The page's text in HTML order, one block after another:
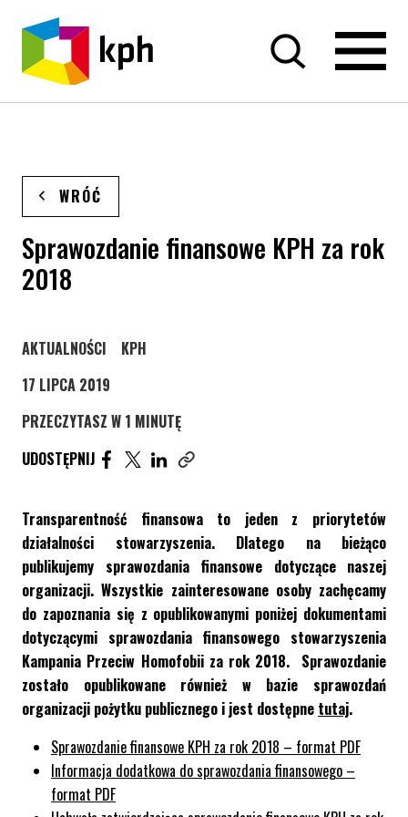
PRZEJDŹ DO TREŚCI
WRÓĆ
Sprawozdanie finansowe KPH za rok
2018
STRONA KATEGORII WPISÓW
AKTUALNOŚCI STRONA KATEGORII WPISÓW
KPH
17 LIPCA 2019
PRZECZYTASZ W 1 MINUTĘ
UDOSTĘPNIJ
UDOSTĘPNIJ ARTYKUŁ NA FACEBOOK. STRONA
UDOSTĘPNIJ ARTYKUŁ NA TWITTER.
UDOSTĘPNIJ ARTYKUŁ NA LINKEDIN.
Transparentność finansowa to jeden z priorytetów
działalności stowarzyszenia. Dlatego na bieżąco
publikujemy sprawozdania finansowe dotyczące naszej
organizacji. Wszystkie zainteresowane osoby zachęcamy
do zapoznania się z opublikowanymi poniżej dokumentami
dotyczącymi sprawozdania finansowego stowarzyszenia
Kampania Przeciw Homofobii za rok 2018. Sprawozdanie
zostało opublikowane również w bazie sprawozdań
organizacji pożytku publicznego i jest dostępne tutaj.
Sprawozdanie finansowe KPH za rok 2018 – format PDF
Informacja dodatkowa do sprawozdania finansowego –
format PDF